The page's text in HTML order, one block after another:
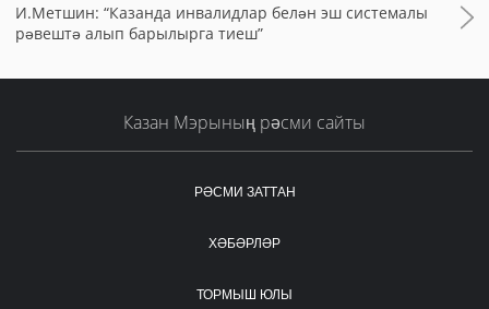
И.Метшин: “Казанда инвалидлар белән эш системалы
рәвештә алып барылырга тиеш”
Казан Мэрының рәсми сайты
РӘСМИ ЗАТТАН
ХӘБӘРЛӘР
ТОРМЫШ ЮЛЫ